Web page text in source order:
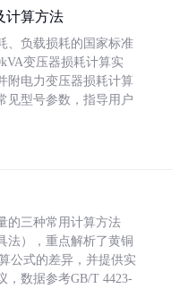
计算方法
、负载损耗的国家标准
变压器损耗计算实
附电力变压器损耗计算
见型号参数，指导用户
的三种常用计算方法
法），重点解析了黄铜
公式的差异，并提供实
，数据参考GB/T 4423-